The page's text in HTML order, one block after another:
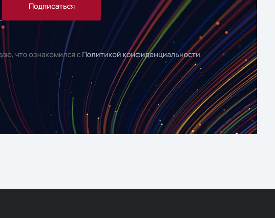
Подписаться
что ознакомился с Политикой конфиденциальности